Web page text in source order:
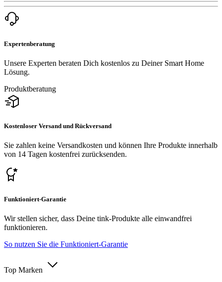
Expertenberatung
Unsere Experten beraten Dich kostenlos zu Deiner Smart Home
Lösung.
Produktberatung
Kostenloser Versand und Rückversand
Sie zahlen keine Versandkosten und können Ihre Produkte innerhalb
von 14 Tagen kostenfrei zurücksenden.
Funktioniert-Garantie
Wir stellen sicher, dass Deine tink-Produkte alle einwandfrei
funktionieren.
So nutzen Sie die Funktioniert-Garantie
Top Marken